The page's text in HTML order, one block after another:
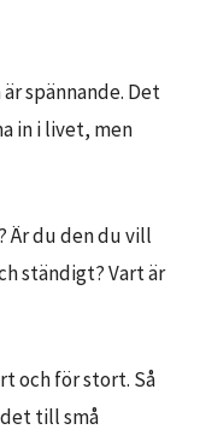
spännande. Det
in i livet, men
Är du den du vill
ständigt? Vart är
och för stort. Så
till små